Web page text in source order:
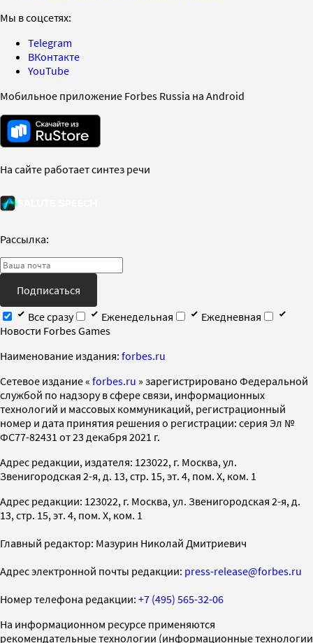
Мы в соцсетях:
Telegram
ВКонтакте
YouTube
Мобильное приложение Forbes Russia на Android
На сайте работает синтез речи
Рассылка:
Подписаться
Все сразу
Еженедельная
Ежедневная
Новости Forbes Games
Наименование издания: forbes.ru
Cетевое издание « forbes.ru » зарегистрировано Федеральной
службой по надзору в сфере связи, информационных
технологий и массовых коммуникаций, регистрационный
номер и дата принятия решения о регистрации: серия Эл №
ФС77-82431 от 23 декабря 2021 г.
Адрес редакции, издателя: 123022, г. Москва, ул.
Звенигородская 2-я, д. 13, стр. 15, эт. 4, пом. X, ком. 1
Адрес редакции: 123022, г. Москва, ул. Звенигородская 2-я, д.
13, стр. 15, эт. 4, пом. X, ком. 1
Главный редактор: Мазурин Николай Дмитриевич
Адрес электронной почты редакции: press-release@forbes.ru
Номер телефона редакции: +7 (495) 565-32-06
На информационном ресурсе применяются
рекомендательные технологии (информационные технологии